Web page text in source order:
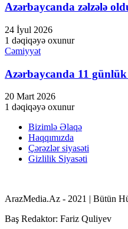
Azərbaycanda zəlzələ
24 İyul 2026
1 dəqiqəyə oxunur
Cəmiyyət
Azərbaycanda 11 günlük
20 Mart 2026
1 dəqiqəyə oxunur
Bizimlə Əlaqə
Haqqımızda
Çərəzlər siyasəti
Gizlilik Siyasəti
ArazMedia.Az - 2021 | Bütün
Baş Redaktor: Fariz Quliyev